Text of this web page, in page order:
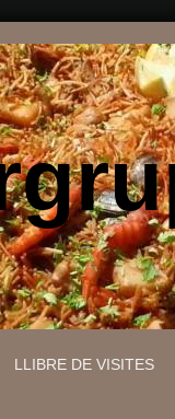
LLIBRE DE VISITES